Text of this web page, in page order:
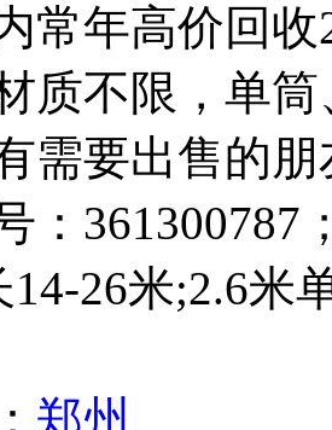
常年高价回收
质不限，单
需要出售的朋
：361300787
14-26米;2.6米
郑州